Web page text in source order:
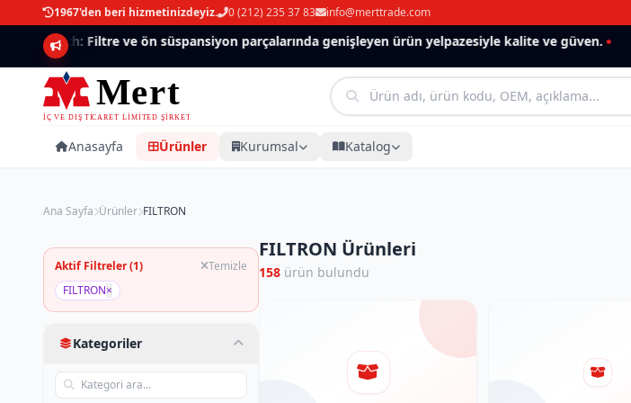
1967'den beri hizmetinizdeyiz. 0 (212) 235 37 83 info@merttrade.com
Mannlich: Filtre ve ön süspansiyon parçalarında genişleyen ürün yelpazesiyle kalite ve güven.
Anasayfa Ürünler Kurumsal Katalog
Ana Sayfa Ürünler FILTRON
Aktif Filtreler (1)
Temizle
FILTRON×
Kategoriler
FILTRON Ürünleri
158 ürün bulundu